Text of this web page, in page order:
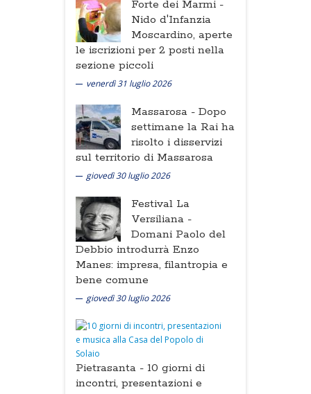
Forte dei Marmi -
Nido d'Infanzia
Moscardino, aperte
le iscrizioni per 2 posti nella
sezione piccoli
venerdì 31 luglio 2026
Massarosa - Dopo
settimane la Rai ha
risolto i disservizi
sul territorio di Massarosa
giovedì 30 luglio 2026
Festival La
Versiliana -
Domani Paolo del
Debbio introdurrà Enzo
Manes: impresa, filantropia e
bene comune
giovedì 30 luglio 2026
Pietrasanta - 10 giorni di
incontri, presentazioni e